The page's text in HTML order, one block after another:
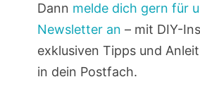
Dann melde dich gern für
Newsletter an – mit DIY-
exklusiven Tipps und
in dein Postfach.